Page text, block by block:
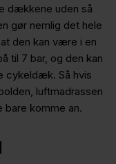
dækkene uden så
gør nemlig det hele
den kan være i en
til 7 bar, og den kan
cykeldæk. Så hvis
luftmadrassen
bare komme an.